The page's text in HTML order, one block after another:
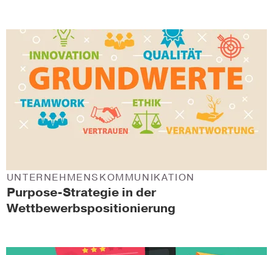
Purpose-Strategie in der
Wettbewerbspositionierung
UNTERNEHMENSKOMMUNIKATION